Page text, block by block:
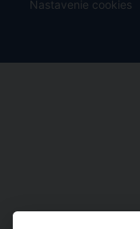
Nastavenie cookies